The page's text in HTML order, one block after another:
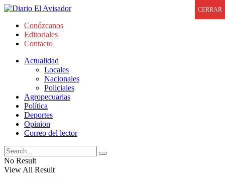
Conózcanos
Editoriales
Contacto
Actualidad
Locales
Nacionales
Policiales
Agropecuarias
Política
Deportes
Opinion
Correo del lector
No Result
View All Result
CERRAR